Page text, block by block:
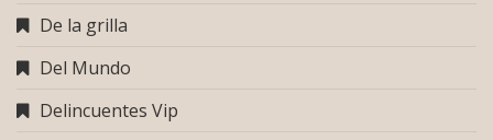
De la grilla
Del Mundo
Delincuentes Vip